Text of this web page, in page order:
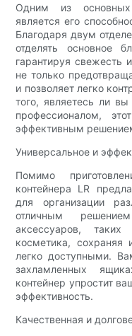
Одним из основных
является его
Благодаря двум
отделять основное
гарантируя свежесть
не только
и позволяет легко
того, являетесь ли
профессионалом,
эффективным
Универсальное и
Помимо
контейнера LR
для организации
отличным
аксессуаров,
косметика, сохраняя
легко доступными.
захламленных
контейнер упростит
эффективность.
Качественная и